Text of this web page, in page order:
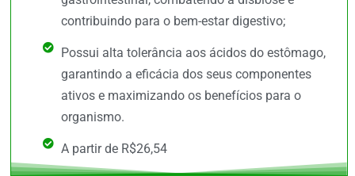
contribuindo para o bem-estar digestivo;
Possui alta tolerância aos ácidos do estômago,
garantindo a eficácia dos seus componentes
ativos e maximizando os benefícios para o
organismo.
A partir de R$26,54